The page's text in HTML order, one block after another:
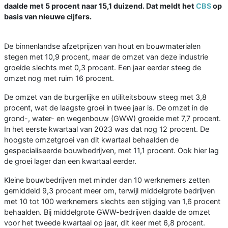
daalde met 5 procent naar 15,1 duizend. Dat meldt het CBSop
basis van nieuwe cijfers.
De binnenlandse afzetprijzen van hout en bouwmaterialen
stegen met 10,9 procent, maar de omzet van deze industrie
groeide slechts met 0,3 procent. Een jaar eerder steeg de
omzet nog met ruim 16 procent.
De omzet van de burgerlijke en utiliteitsbouw steeg met 3,8
procent, wat de laagste groei in twee jaar is. De omzet in de
grond-, water- en wegenbouw (GWW) groeide met 7,7 procent.
In het eerste kwartaal van 2023 was dat nog 12 procent. De
hoogste omzetgroei van dit kwartaal behaalden de
gespecialiseerde bouwbedrijven, met 11,1 procent. Ook hier lag
de groei lager dan een kwartaal eerder.
Kleine bouwbedrijven met minder dan 10 werknemers zetten
gemiddeld 9,3 procent meer om, terwijl middelgrote bedrijven
met 10 tot 100 werknemers slechts een stijging van 1,6 procent
behaalden. Bij middelgrote GWW-bedrijven daalde de omzet
voor het tweede kwartaal op jaar, dit keer met 6,8 procent.